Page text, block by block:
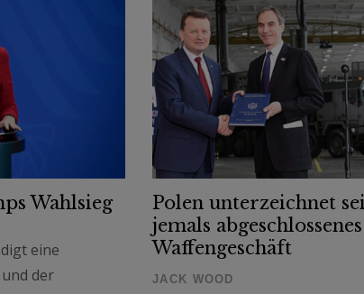
Wahlsieg
eine
der
Polen unterzeichnet
jemals abgeschlossenes
Waffengeschäft
JACK WOOD